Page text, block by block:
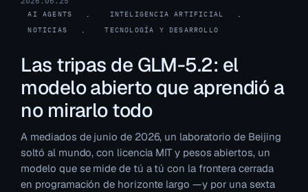
AI AGENTS INTELIGENCIA ARTIFICIAL
NOTICIAS
TECNOLOGÍA Y DESARROLLO
Las tripas de GLM-5.2: el
modelo abierto que aprendió a
no mirarlo todo
A mediados de junio de 2026, un laboratorio de Beijing
soltó al mundo, con licencia MIT y pesos abiertos, un
modelo que se mide de tú a tú con la frontera cerrada
en programación de horizonte largo —y por una sexta